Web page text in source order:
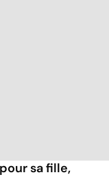
sa fille,